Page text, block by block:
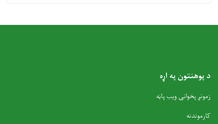
د پوهنتون په اړه
زمونږ پخوانۍ ویب پاڼه
کارموندنه